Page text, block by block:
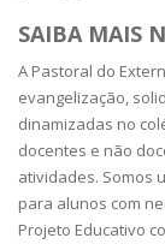
SAIBA MAIS
A Pastoral do
evangelização,
dinamizadas no
docentes e não
atividades. Somos
para alunos com
Projeto Educativo